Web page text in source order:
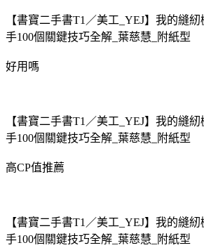
【書寶二手書T1／美工_YEJ】我的縫
手100個關鍵技巧全解_葉慈慧_附紙型
好用嗎
【書寶二手書T1／美工_YEJ】我的縫
手100個關鍵技巧全解_葉慈慧_附紙型
高CP值推薦
【書寶二手書T1／美工_YEJ】我的縫
手100個關鍵技巧全解_葉慈慧_附紙型